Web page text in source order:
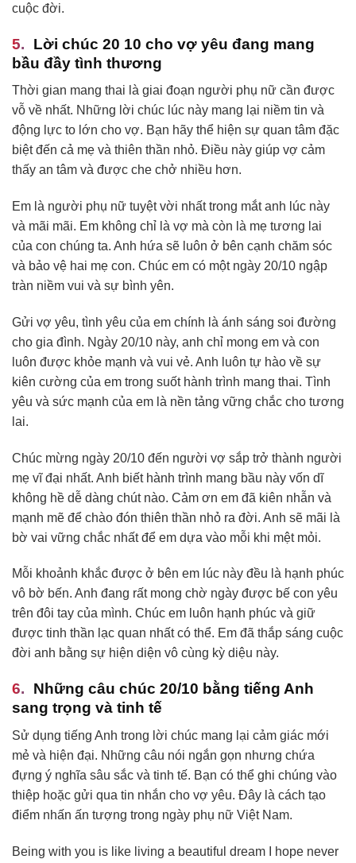
cuộc đời.
Lời chúc 20 10 cho vợ yêu đang mang
bầu đầy tình thương
Thời gian mang thai là giai đoạn người phụ nữ cần được
vỗ về nhất. Những lời chúc lúc này mang lại niềm tin và
động lực to lớn cho vợ. Bạn hãy thể hiện sự quan tâm đặc
biệt đến cả mẹ và thiên thần nhỏ. Điều này giúp vợ cảm
thấy an tâm và được che chở nhiều hơn.
Em là người phụ nữ tuyệt vời nhất trong mắt anh lúc này
và mãi mãi. Em không chỉ là vợ mà còn là mẹ tương lai
của con chúng ta. Anh hứa sẽ luôn ở bên cạnh chăm sóc
và bảo vệ hai mẹ con. Chúc em có một ngày 20/10 ngập
tràn niềm vui và sự bình yên.
Gửi vợ yêu, tình yêu của em chính là ánh sáng soi đường
cho gia đình. Ngày 20/10 này, anh chỉ mong em và con
luôn được khỏe mạnh và vui vẻ. Anh luôn tự hào về sự
kiên cường của em trong suốt hành trình mang thai. Tình
yêu và sức mạnh của em là nền tảng vững chắc cho tương
lai.
Chúc mừng ngày 20/10 đến người vợ sắp trở thành người
mẹ vĩ đại nhất. Anh biết hành trình mang bầu này vốn dĩ
không hề dễ dàng chút nào. Cảm ơn em đã kiên nhẫn và
mạnh mẽ để chào đón thiên thần nhỏ ra đời. Anh sẽ mãi là
bờ vai vững chắc nhất để em dựa vào mỗi khi mệt mỏi.
Mỗi khoảnh khắc được ở bên em lúc này đều là hạnh phúc
vô bờ bến. Anh đang rất mong chờ ngày được bế con yêu
trên đôi tay của mình. Chúc em luôn hạnh phúc và giữ
được tinh thần lạc quan nhất có thể. Em đã thắp sáng cuộc
đời anh bằng sự hiện diện vô cùng kỳ diệu này.
Những câu chúc 20/10 bằng tiếng Anh
sang trọng và tinh tế
Sử dụng tiếng Anh trong lời chúc mang lại cảm giác mới
mẻ và hiện đại. Những câu nói ngắn gọn nhưng chứa
đựng ý nghĩa sâu sắc và tinh tế. Bạn có thể ghi chúng vào
thiệp hoặc gửi qua tin nhắn cho vợ yêu. Đây là cách tạo
điểm nhấn ấn tượng trong ngày phụ nữ Việt Nam.
Being with you is like living a beautiful dream I hope never